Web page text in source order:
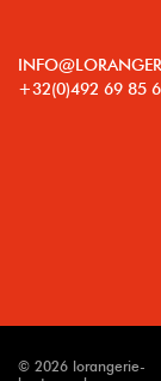
+32(0)492 69 85
© 2026 lorangerie-